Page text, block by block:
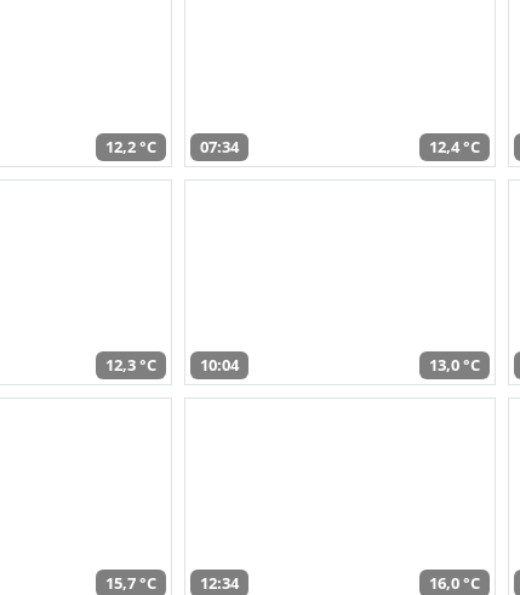
12,2 °C 07:34 12,4 °C
12,3 °C 10:04 13,0 °C
15,7 °C 12:34 16,0 °C